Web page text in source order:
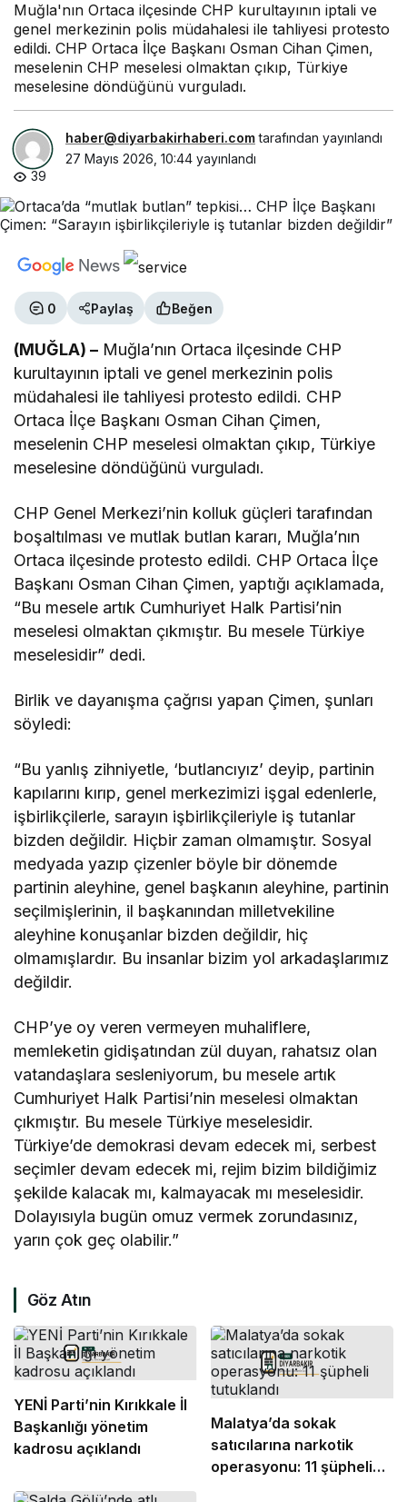
Muğla'nın Ortaca ilçesinde CHP kurultayının iptali ve
genel merkezinin polis müdahalesi ile tahliyesi protesto
edildi. CHP Ortaca İlçe Başkanı Osman Cihan Çimen,
meselenin CHP meselesi olmaktan çıkıp, Türkiye
meselesine döndüğünü vurguladı.
haber@diyarbakirhaberi.comtarafından yayınlandı
27 Mayıs 2026, 10:44 yayınlandı
39
0 Paylaş Beğen
(MUĞLA) – Muğla’nın Ortaca ilçesinde CHP
kurultayının iptali ve genel merkezinin polis
müdahalesi ile tahliyesi protesto edildi. CHP
Ortaca İlçe Başkanı Osman Cihan Çimen,
meselenin CHP meselesi olmaktan çıkıp, Türkiye
meselesine döndüğünü vurguladı.
CHP Genel Merkezi’nin kolluk güçleri tarafından
boşaltılması ve mutlak butlan kararı, Muğla’nın
Ortaca ilçesinde protesto edildi. CHP Ortaca İlçe
Başkanı Osman Cihan Çimen, yaptığı açıklamada,
“Bu mesele artık Cumhuriyet Halk Partisi’nin
meselesi olmaktan çıkmıştır. Bu mesele Türkiye
meselesidir” dedi.
Birlik ve dayanışma çağrısı yapan Çimen, şunları
söyledi:
“Bu yanlış zihniyetle, ‘butlancıyız’ deyip, partinin
kapılarını kırıp, genel merkezimizi işgal edenlerle,
işbirlikçilerle, sarayın işbirlikçileriyle iş tutanlar
bizden değildir. Hiçbir zaman olmamıştır. Sosyal
medyada yazıp çizenler böyle bir dönemde
partinin aleyhine, genel başkanın aleyhine, partinin
seçilmişlerinin, il başkanından milletvekiline
aleyhine konuşanlar bizden değildir, hiç
olmamışlardır. Bu insanlar bizim yol arkadaşlarımız
değildir.
CHP’ye oy veren vermeyen muhaliflere,
memleketin gidişatından zül duyan, rahatsız olan
vatandaşlara sesleniyorum, bu mesele artık
Cumhuriyet Halk Partisi’nin meselesi olmaktan
çıkmıştır. Bu mesele Türkiye meselesidir.
Türkiye’de demokrasi devam edecek mi, serbest
seçimler devam edecek mi, rejim bizim bildiğimiz
şekilde kalacak mı, kalmayacak mı meselesidir.
Dolayısıyla bugün omuz vermek zorundasınız,
yarın çok geç olabilir.”
Göz Atın
YENİ Parti’nin Kırıkkale İl
Başkanlığı yönetim
kadrosu açıklandı
Malatya’da sokak
satıcılarına narkotik
operasyonu: 11 şüpheli